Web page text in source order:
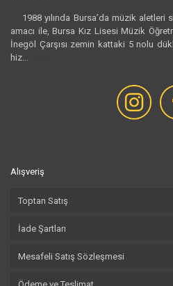
1988 yılında Bursa’da müzik aletleri
amacı ile, Bursa Kız Lisesi Müzik
İnegöl Çarşısı zemin kattaki 5 nolu
hiz...
Alışveriş
Toptan Satış
İade Şartları
Mesafeli Satış Sözleşmesi